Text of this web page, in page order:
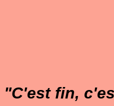
"C'est fin,